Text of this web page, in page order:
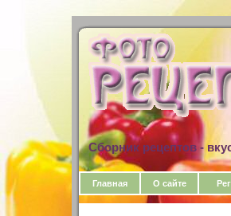
Сборник рецептов -
Главная О сайте